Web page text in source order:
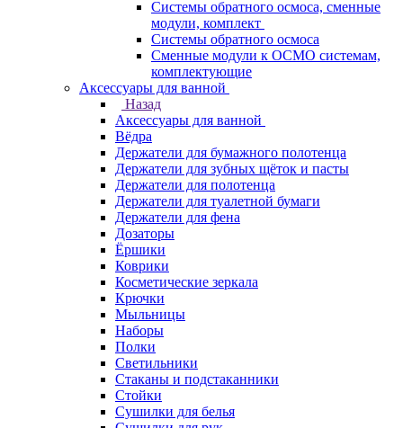
Системы обратного осмоса, сменные
модули, комплект
Системы обратного осмоса
Сменные модули к ОСМО системам,
комплектующие
Аксессуары для ванной
Назад
Аксессуары для ванной
Вёдра
Держатели для бумажного полотенца
Держатели для зубных щёток и пасты
Держатели для полотенца
Держатели для туалетной бумаги
Держатели для фена
Дозаторы
Ёршики
Коврики
Косметические зеркала
Крючки
Мыльницы
Наборы
Полки
Светильники
Стаканы и подстаканники
Стойки
Сушилки для белья